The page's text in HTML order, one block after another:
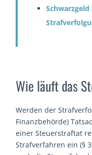
Schwarzgeld
Wie läuft das
Werden der
Finanzbehörde)
einer Steuerstraftat
Strafverfahren ein (§